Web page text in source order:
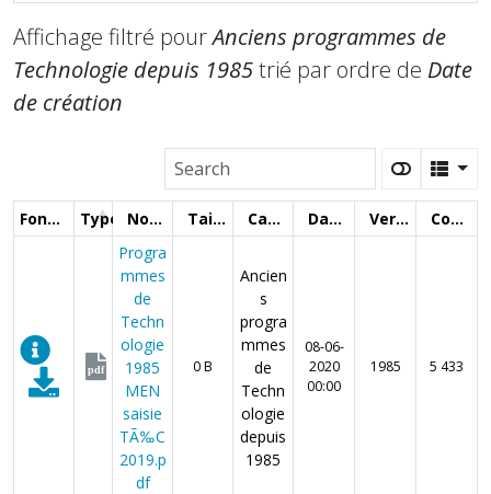
Affichage filtré pourAnciens programmes de
Technologie depuis 1985trié par ordre de Date
de création
Fonctions Type Nom Taille Catégorie Date Version Compteur
pdf
Progra
mmes
de
Techn
ologie
1985
MEN
saisie
TÃ‰C
2019.p
df
0 B
Ancien
s
progra
mmes
de
Techn
ologie
depuis
1985
08-06-
2020
00:00
1985 5 433